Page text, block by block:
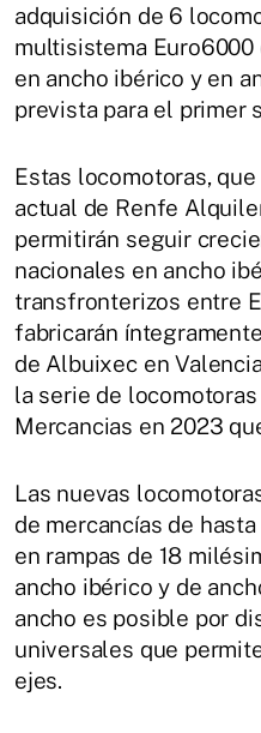
adquisición de 6
multisistema
en ancho ibérico y en
prevista para el primer
Estas locomotoras,
actual de Renfe
permitirán seguir
nacionales en ancho
transfronterizos entre
fabricarán
de Albuixec en
la serie de
Mercancias en 2023
Las nuevas
de mercancías de
en rampas de 18
ancho ibérico y de
ancho es posible por
universales que
ejes.